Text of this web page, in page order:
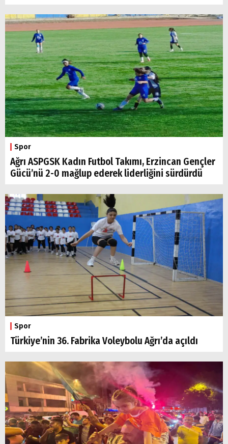
Spor
Ağrı ASPGSK Kadın Futbol Takımı, Erzincan Gençler
Gücü’nü 2-0 mağlup ederek liderliğini sürdürdü
Spor
Türkiye’nin 36. Fabrika Voleybolu Ağrı’da açıldı